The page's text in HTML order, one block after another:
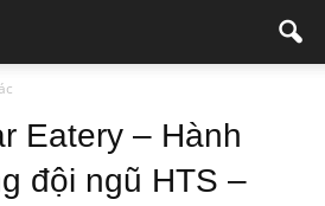
Eatery – Hành
đội ngũ HTS –